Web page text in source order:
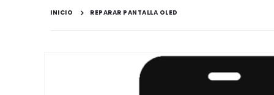
INICIO REPARAR PANTALLA OLED